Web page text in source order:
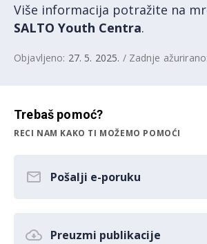
Više informacija potražite na
SALTO Youth Centra.
Objavljeno: 27. 5. 2025. / Zadnje ažurirano:
Trebaš pomoć?
RECI NAM KAKO TI MOŽEMO POMOĆI
Pošalji e-poruku
Preuzmi publikacije